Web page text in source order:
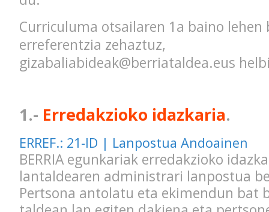
Curriculuma otsailaren 1a baino lehen
erreferentzia zehaztuz,
gizabaliabideak@berriataldea.eus
1.- Erredakzioko idazkaria.
ERREF.: 21-ID | Lanpostua Andoainen
BERRIA egunkariak erredakzioko
lantaldearen administrari lanpostua
Pertsona antolatu eta ekimendun bat